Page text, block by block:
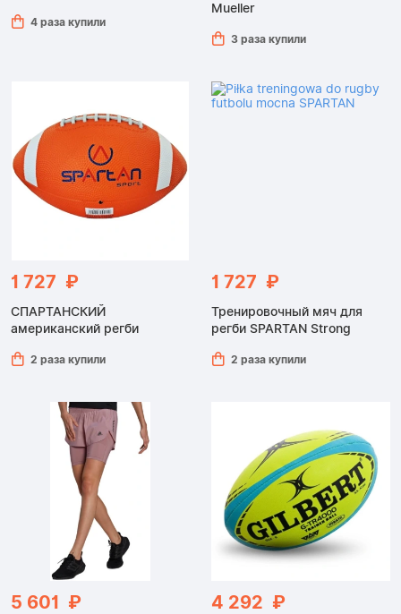
4 раза купили
Mueller
3 раза купили
1 727 ₽
СПАРТАНСКИЙ
американский регби
2 раза купили
1 727 ₽
Тренировочный мяч для
регби SPARTAN Strong
2 раза купили
5 601 ₽ 4 292 ₽